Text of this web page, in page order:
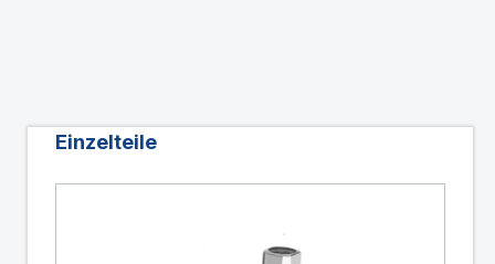
Produktgalerie überspringen
Einzelteile